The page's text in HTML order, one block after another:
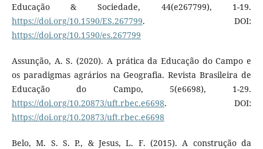
Educação & Sociedade, 44(e267799), 1-19.
https://doi.org/10.1590/ES.267799. DOI:
https://doi.org/10.1590/es.267799
Assunção, A. S. (2020). A prática da Educação do Campo e
os paradigmas agrários na Geografia. Revista Brasileira de
Educação do Campo, 5(e6698), 1-29.
https://doi.org/10.20873/uft.rbec.e6698. DOI:
https://doi.org/10.20873/uft.rbec.e6698
Belo, M. S. S. P., & Jesus, L. F. (2015). A construção da